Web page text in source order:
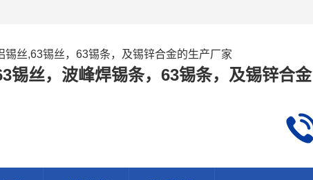
丝,63锡丝，63锡条，及锡锌合金的生产厂家
锡丝，波峰焊锡条，63锡条，及锡锌合金